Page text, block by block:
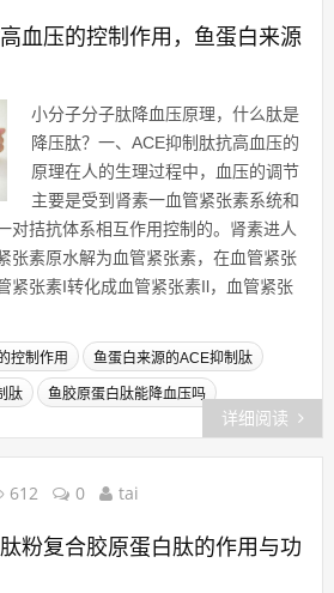
血压的控制作用，鱼蛋白来源
小分子分子肽降血压原理，什么肽是
降压肽？一、ACE抑制肽抗高血压的
原理在人的生理过程中，血压的调节
主要是受到肾素一血管紧张素系统和
对拮抗体系相互作用控制的。肾素进人
张素原水解为血管紧张素，在血管紧张
紧张素I转化成血管紧张素Il，血管紧张
控制作用 鱼蛋白来源的ACE抑制肽
肽 鱼胶原蛋白肽能降血压吗
详细阅读
612 0 tai
粉复合胶原蛋白肽的作用与功